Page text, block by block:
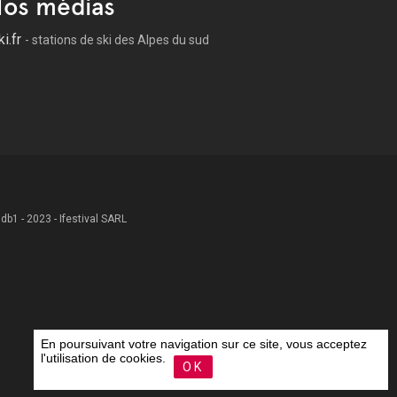
médias
- stations de ski des Alpes du sud
- 2023 - Ifestival SARL
En poursuivant votre navigation sur ce site, vous acceptez
l'utilisation de cookies.
OK